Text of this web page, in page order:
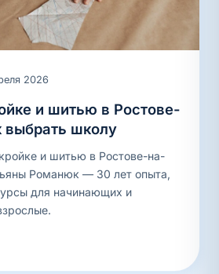
2026
и шитью в Ростове-
выбрать школу
и шитью в Ростове-на-
Романюк — 30 лет опыта,
для начинающих и